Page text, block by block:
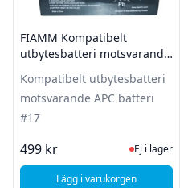
FIAMM Kompatibelt
utbytesbatteri motsvarande
Kompatibelt utbytesbatteri
motsvarande APC batteri
#17
499 kr Ej i lager,
Ej i lager
Lägg i varukorgen
, FIAMM